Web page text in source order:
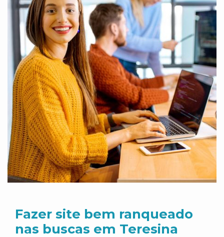
Fazer site bem ranqueado
nas buscas em Teresina